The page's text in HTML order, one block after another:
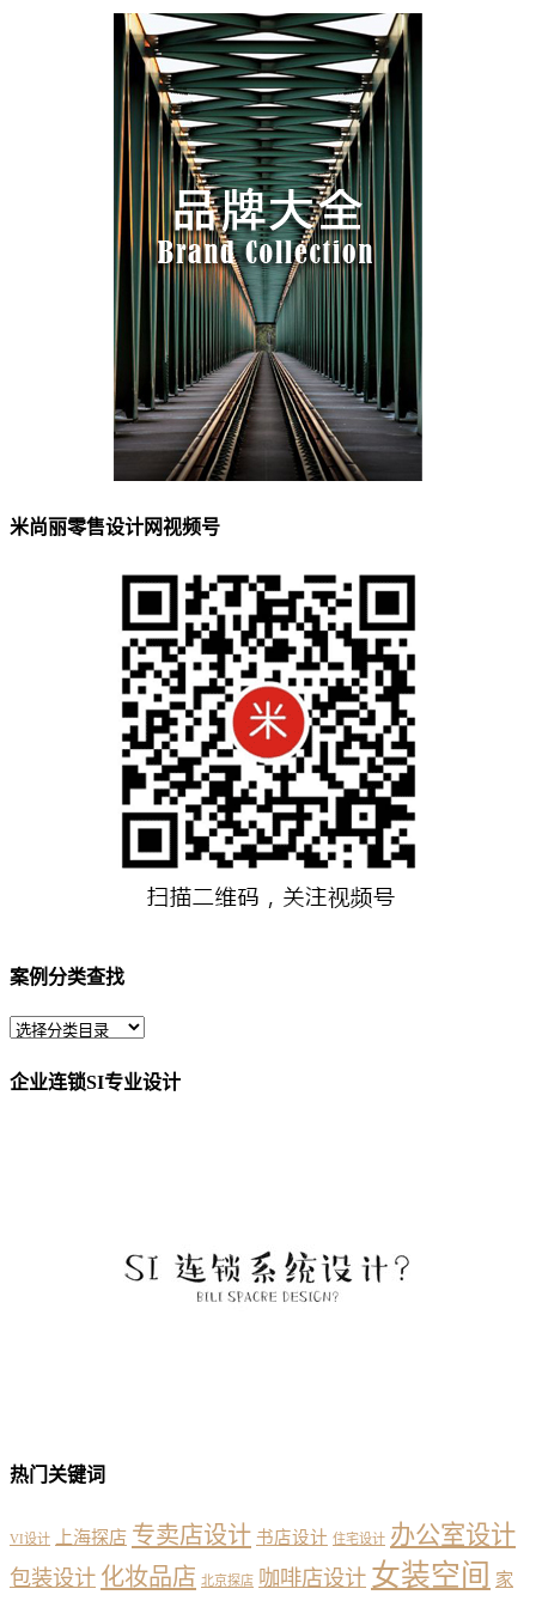
米尚丽零售设计网视频号
案例分类查找
企业连锁SI专业设计
热门关键词
VI设计 上海探店 专卖店设计 书店设计 住宅设计 办公室设计
包装设计 化妆品店 北京探店 咖啡店设计 女装空间 家